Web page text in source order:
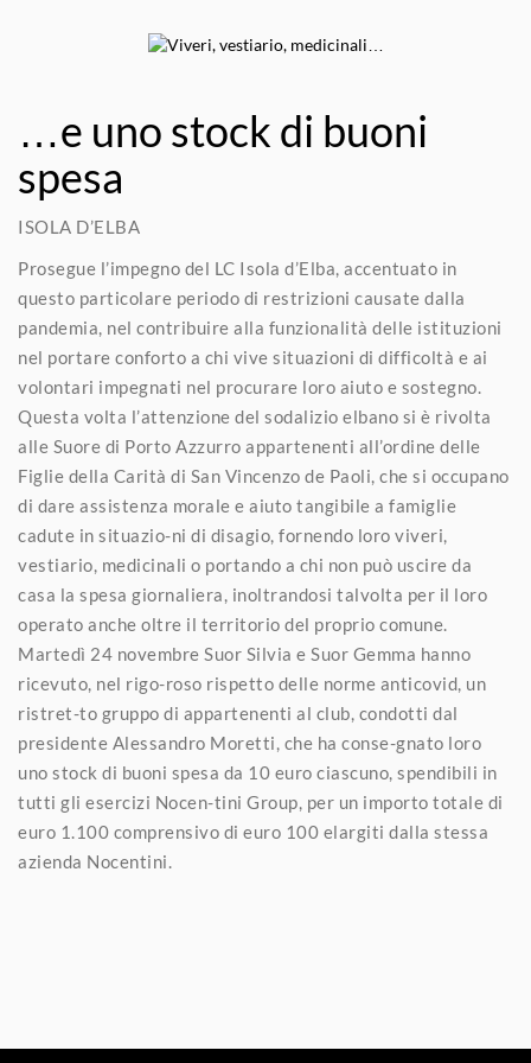
…e uno stock di buoni
spesa
ISOLA D’ELBA
Prosegue l’impegno del LC Isola d’Elba, accentuato in
questo particolare periodo di restrizioni causate dalla
pandemia, nel contribuire alla funzionalità delle istituzioni
nel portare conforto a chi vive situazioni di difficoltà e ai
volontari impegnati nel procurare loro aiuto e sostegno.
Questa volta l’attenzione del sodalizio elbano si è rivolta
alle Suore di Porto Azzurro appartenenti all’ordine delle
Figlie della Carità di San Vincenzo de Paoli, che si occupano
di dare assistenza morale e aiuto tangibile a famiglie
cadute in situazio-ni di disagio, fornendo loro viveri,
vestiario, medicinali o portando a chi non può uscire da
casa la spesa giornaliera, inoltrandosi talvolta per il loro
operato anche oltre il territorio del proprio comune.
Martedì 24 novembre Suor Silvia e Suor Gemma hanno
ricevuto, nel rigo-roso rispetto delle norme anticovid, un
ristret-to gruppo di appartenenti al club, condotti dal
presidente Alessandro Moretti, che ha conse-gnato loro
uno stock di buoni spesa da 10 euro ciascuno, spendibili in
tutti gli esercizi Nocen-tini Group, per un importo totale di
euro 1.100 comprensivo di euro 100 elargiti dalla stessa
azienda Nocentini.